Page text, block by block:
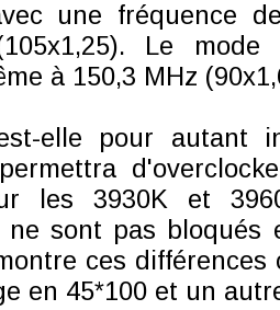
une fréquence
Le
à 150,3 MHz
elle pour autant
les 3930K et
ne sont pas bloqués
ces différences
en 45*100 et un